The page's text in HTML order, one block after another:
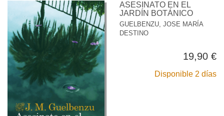
ASESINATO EN EL
JARDÍN BOTÁNICO
GUELBENZU, JOSE MARÍA
DESTINO
19,90 €
Disponible 2 días